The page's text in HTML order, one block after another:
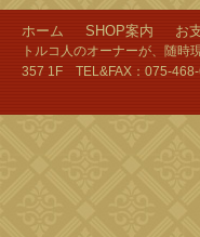
ホーム SHOP案内 お
トルコ人のオーナーが、随
357 1F TEL&FAX：075-